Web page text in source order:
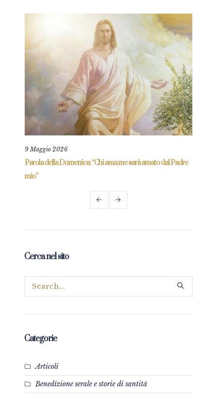
9 Maggio 2026
Parola della Domenica: “Chi ama me sarà amato dal Padre
mio”
Cerca nel sito
Categorie
Articoli
Benedizione serale e storie di santità